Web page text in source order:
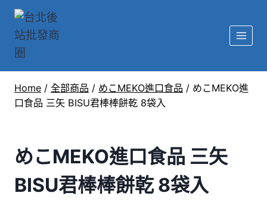
Home / 全部商品 / めこMEKO進口食品 / めこMEKO進
口食品 三矢 BISU君棒棒餅乾 8袋入
めこMEKO進口食品 三矢
BISU君棒棒餅乾 8袋入